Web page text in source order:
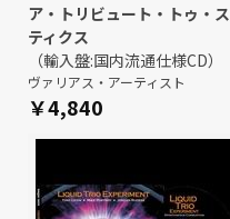
ア・トリビュート・トゥ・ス
ティクス
（輸入盤:国内流通仕様CD）
ヴァリアス・アーティスト
￥4,840